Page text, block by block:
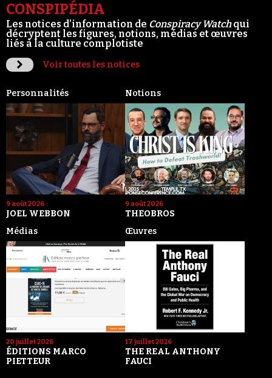
CONSPIPÉDIA
Les notices d’information de Conspiracy Watchqui
décryptent les figures, notions, médias et œuvres
liés à la culture complotiste
Voir toutes les notices
Personnalités
9 août 2026
JOEL WEBBON
Notions
9 août 2026
THEOBROS
Médias
20 juillet 2026
ÉDITIONS MARCO
PIETTEUR
Œuvres
17 juillet 2026
THE REAL ANTHONY
FAUCI